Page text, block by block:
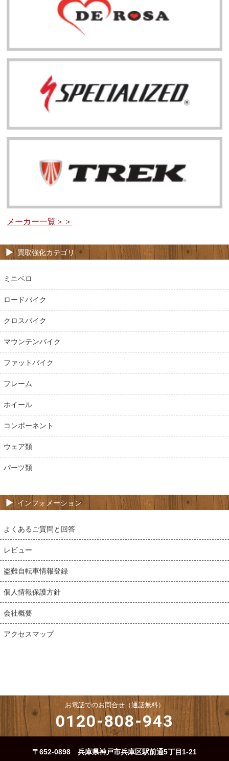
メーカー一覧＞＞
買取強化カテゴリ
ミニベロ
ロードバイク
クロスバイク
マウンテンバイク
ファットバイク
フレーム
ホイール
コンポーネント
ウェア類
パーツ類
インフォメーション
よくあるご質問と回答
レビュー
盗難自転車情報登録
個人情報保護方針
会社概要
アクセスマップ
お電話でのお問合せ（通話無料）
0120-808-943
〒652-0898 兵庫県神戸市兵庫区駅前通5丁目1-21